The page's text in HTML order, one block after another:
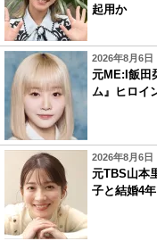
起用か
2026年8月6日
元ME:I飯田
ム』ヒロイ
2026年8月6日
元TBS山本
子と結婚4